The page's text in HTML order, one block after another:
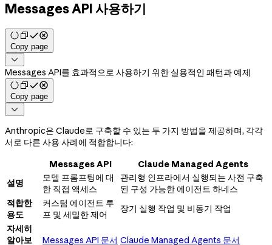
Messages API 사용하기
Copy page

Messages API를 효과적으로 사용하기 위한 실용적인 패턴과 예제
Copy page

Anthropic은 Claude로 구축할 수 있는 두 가지 방법을 제공하며, 각각
서로 다른 사용 사례에 적합합니다:
Messages API
Claude Managed Agents
설명
모델 프롬프팅에 대
한 직접 액세스
관리형 인프라에서 실행되는 사전 구축
된 구성 가능한 에이전트 하네스
적합한
용도
커스텀 에이전트 루
프 및 세밀한 제어
장기 실행 작업 및 비동기 작업
자세히
알아보
Messages API 문서 Claude Managed Agents 문서